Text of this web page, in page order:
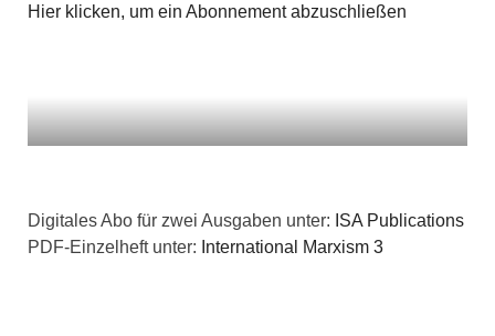
Hier klicken, um ein Abonnement abzuschließen
Digitales Abo für zwei Ausgaben unter: ISA Publications
PDF-Einzelheft unter: International Marxism 3